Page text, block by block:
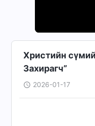
Христийн
Захирагч”
2026-01-17